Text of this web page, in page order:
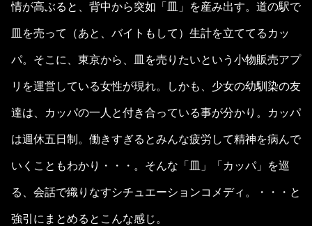
情が高ぶると、背中から突如「皿」を産み出す。道の駅で
皿を売って（あと、バイトもして）生計を立ててるカッ
パ。そこに、東京から、皿を売りたいという小物販売アプ
リを運営している女性が現れ。しかも、少女の幼馴染の友
達は、カッパの一人と付き合っている事が分かり。カッパ
は週休五日制。働きすぎるとみんな疲労して精神を病んで
いくこともわかり・・・。そんな「皿」「カッパ」を巡
る、会話で織りなすシチュエーションコメディ。・・・と
強引にまとめるとこんな感じ。